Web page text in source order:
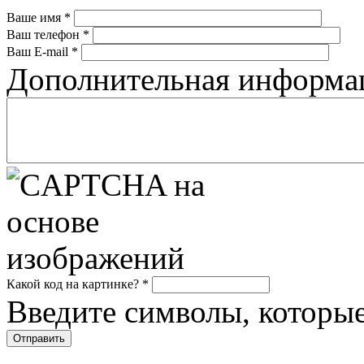
Ваше имя *
Ваш телефон *
Ваш E-mail *
Дополнительная
Какой код на картинке? *
Введите символы,